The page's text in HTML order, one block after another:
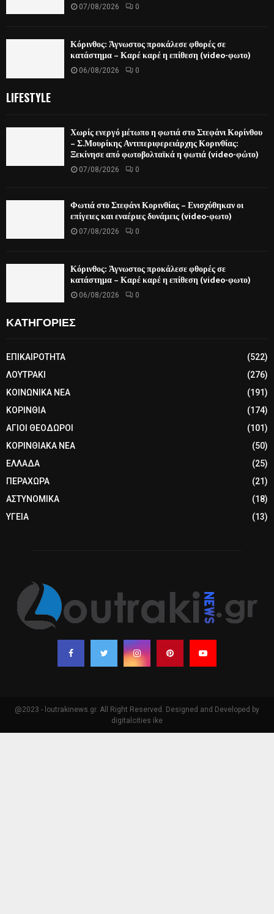
07/08/2026 0
Κόρινθος: Άγνωστος προκάλεσε φθορές σε
κατάστημα – Καρέ καρέ η επίθεση (video-φωτο)
06/08/2026 0
LIFESTYLE
Χωρίς ενεργό μέτωπο η φωτιά στο Στεφάνι Κορίνθου
– Σ.Μουρίκης Αντιπεριφερειάρχης Κορινθίας:
Ξεκίνησε από φωτοβολταϊκά η φωτιά (video-φώτο)
07/08/2026 0
Φωτιά στο Στεφάνι Κορινθίας – Ενισχύθηκαν οι
επίγειες και εναέριες δυνάμεις (video-φωτο)
07/08/2026 0
Κόρινθος: Άγνωστος προκάλεσε φθορές σε
κατάστημα – Καρέ καρέ η επίθεση (video-φωτο)
06/08/2026 0
ΚΑΤΗΓΟΡΙΕΣ
ΕΠΙΚΑΙΡΟΤΗΤΑ
(522)
ΛΟΥΤΡΑΚΙ
(276)
ΚΟΙΝΩΝΙΚΑ ΝΕΑ
(191)
ΚΟΡΙΝΘΙΑ
(174)
ΑΓΙΟΙ ΘΕΟΔΩΡΟΙ
(101)
ΚΟΡΙΝΘΙΑΚΑ ΝΕΑ
(50)
ΕΛΛΑΔΑ
(25)
ΠΕΡΑΧΩΡΑ
(21)
ΑΣΤΥΝΟΜΙΚΑ
(18)
ΥΓΕΙΑ
(13)
@2023 - loutrakinews.gr. All Right Reserved. Designed and Developed by
digitalcities ike